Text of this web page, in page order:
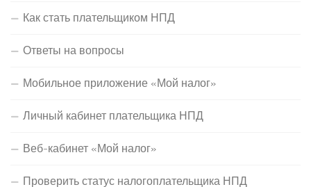
Как стать плательщиком НПД
Ответы на вопросы
Мобильное приложение «Мой налог»
Личный кабинет плательщика НПД
Веб-кабинет «Мой налог»
Проверить статус налогоплательщика НПД